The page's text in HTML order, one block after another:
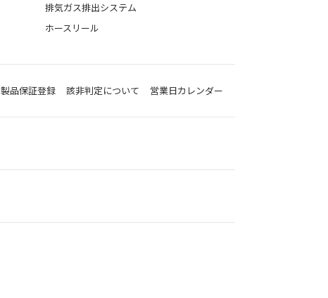
排気ガス排出システム
ホースリール
製品保証登録 該非判定について 営業日カレンダー